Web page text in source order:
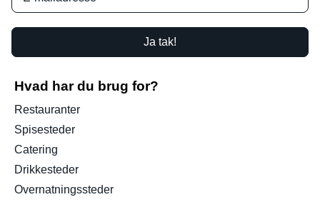
Ja tak!
Hvad har du brug for?
Restauranter
Spisesteder
Catering
Drikkesteder
Overnatningssteder